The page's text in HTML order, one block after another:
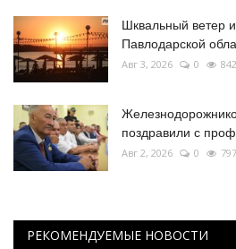
Шквальный ветер
Павлодарской
Авг 3, 2026 0 842
поздравили с
Авг 2, 2026 0 797
РЕКОМЕНДУЕМЫЕ НОВОСТИ